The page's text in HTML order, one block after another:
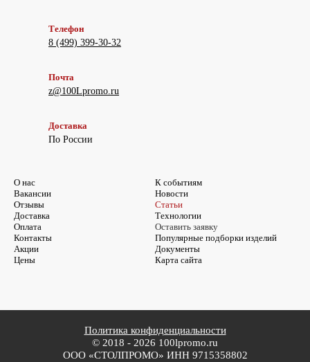
Телефон
8 (499) 399-30-32
Почта
z@100Lpromo.ru
Доставка
По России
О нас
Вакансии
Отзывы
Доставка
Оплата
Контакты
Акции
Цены
К событиям
Новости
Статьи
Технологии
Оставить заявку
Популярные подборки изделий
Документы
Карта сайта
© 2018 - 2026 100lpromo.ru
ООО «СТОЛПРОМО» ИНН 9715358802
Политика конфиденциальности